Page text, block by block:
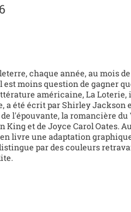
chaque année, au mois
moins question de gagner
américaine, La
a été écrit par Shirley Jackson
l'épouvante, la romancière du
King et de Joyce Carol Oates.
livre une adaptation
par des couleurs